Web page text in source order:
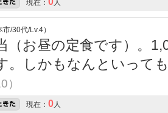
現在： 人
/30代/Lv.4）
（お昼の定食です）。
。しかもなんといって
現在： 0人